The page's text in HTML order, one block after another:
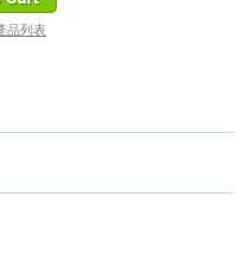
品列表